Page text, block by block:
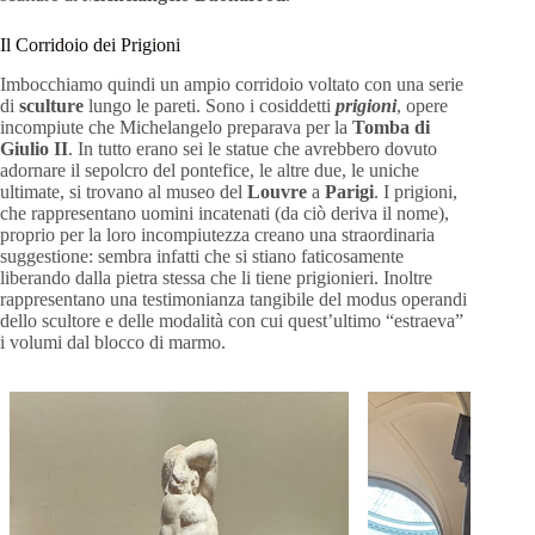
Il Corridoio dei Prigioni
Imbocchiamo quindi un ampio corridoio voltato con una serie
di sculture lungo le pareti. Sono i cosiddetti prigioni, opere
incompiute che Michelangelo preparava per la Tomba di
Giulio II. In tutto erano sei le statue che avrebbero dovuto
adornare il sepolcro del pontefice, le altre due, le uniche
ultimate, si trovano al museo del Louvre a Parigi. I prigioni,
che rappresentano uomini incatenati (da ciò deriva il nome),
proprio per la loro incompiutezza creano una straordinaria
suggestione: sembra infatti che si stiano faticosamente
liberando dalla pietra stessa che li tiene prigionieri. Inoltre
rappresentano una testimonianza tangibile del modus operandi
dello scultore e delle modalità con cui quest’ultimo “estraeva”
i volumi dal blocco di marmo.